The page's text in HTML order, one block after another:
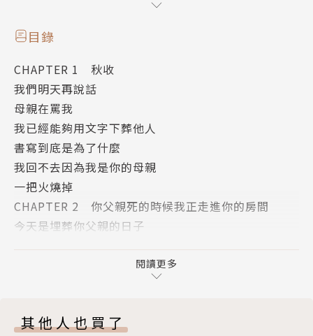
於是在這個寫作過程我是個愚公。
在這個過程中我感到振奮。
我對自己的力量與暴戾感到吃驚。我只是坐在椅子上安
靜地打字。我的唇還有咖啡的味道。我舉起手把那些人
趕走。把你父親的肉體燒成沙子。然後陽光降臨。我站
在陽台觀賞植物。然後海洋降臨。我化成一片水。我捏
死那些熟悉的絕望感。書寫垃圾。
作者簡介
《帶著你的雜質發亮》（小寫出版）(入圍2013年開卷
目錄
CHAPTER 1 秋收
我們明天再說話
母親在罵我
我已經能夠用文字下葬他人
書寫到底是為了什麼
我回不去因為我是你的母親
一把火燒掉
CHAPTER 2 你父親死的時候我正走進你的房間
今天是埋葬你父親的日子
因為我要成為貓的孩子
閱讀更多
其他人也買了